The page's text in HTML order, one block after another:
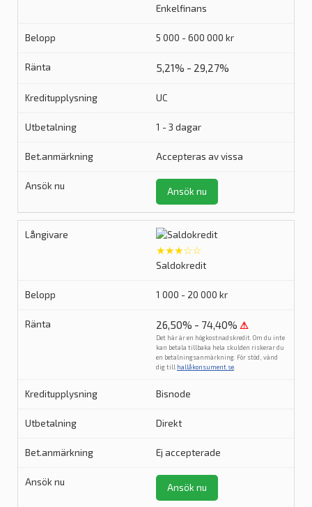
Enkelfinans
5 000 - 600 000 kr
5,21% - 29,27%
UC
1 - 3 dagar
Accepteras av vissa
Ansök nu
★★★☆☆
Saldokredit
1 000 - 20 000 kr
26,50% - 74,40% ⚠
Det här är en högkostnadskredit. Om du inte
kan betala tillbaka hela skulden riskerar du
en betalningsanmärkning. För stöd, vänd
dig till hallåkonsument.se
Bisnode
Direkt
Ej accepterade
Ansök nu